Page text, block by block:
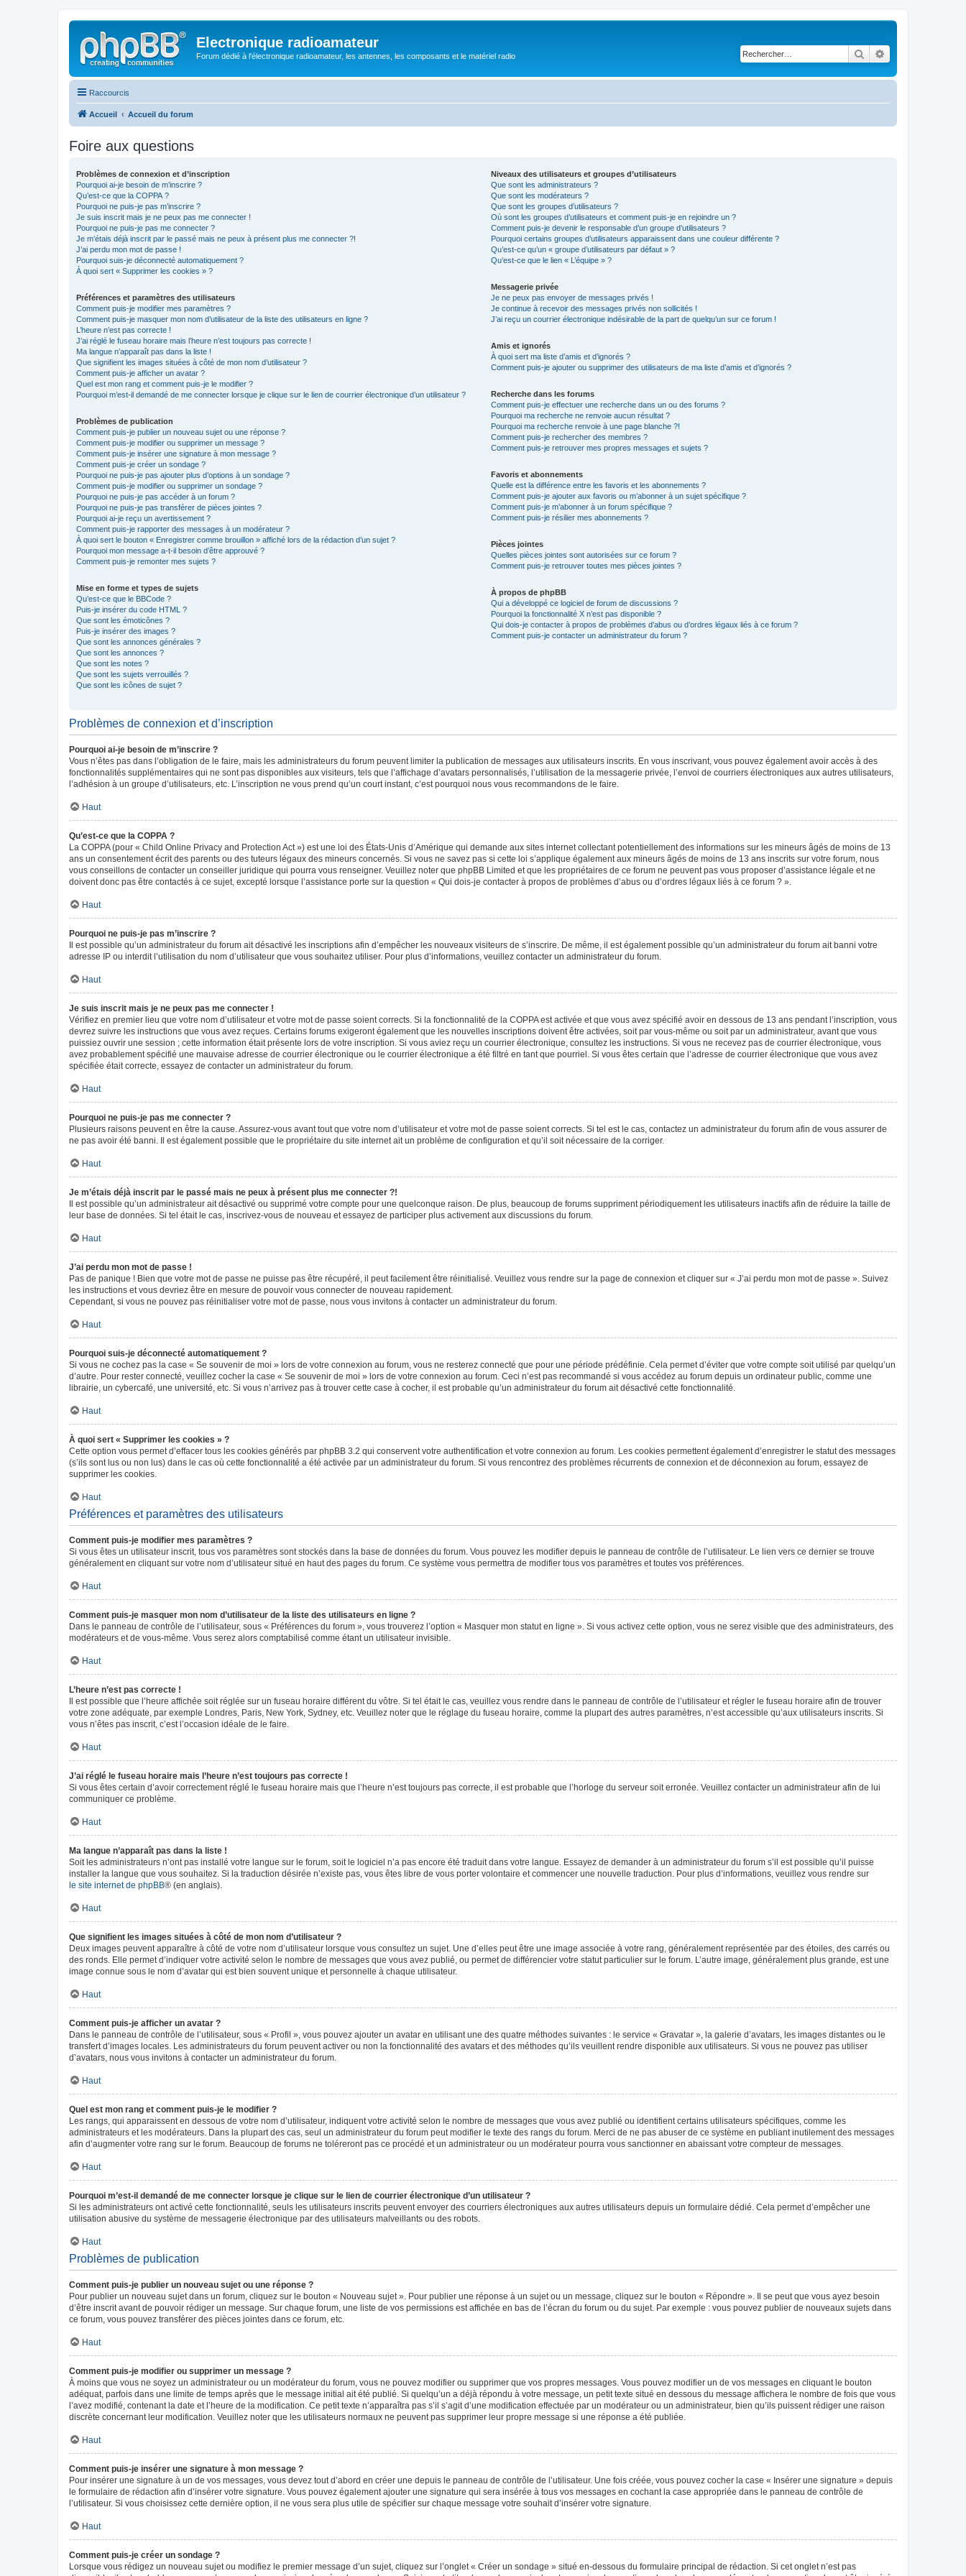
Electronique radioamateur
Forum dédié à l'électronique radioamateur, les antennes, les composants et le matériel radio Rechercher
Raccourcis
Accueil Accueil du forum
Foire aux questions
Problèmes de connexion et d’inscription
Pourquoi ai-je besoin de m’inscrire ?
Qu’est-ce que la COPPA ?
Pourquoi ne puis-je pas m’inscrire ?
Je suis inscrit mais je ne peux pas me connecter !
Pourquoi ne puis-je pas me connecter ?
Je m’étais déjà inscrit par le passé mais ne peux à présent plus me connecter ?!
J’ai perdu mon mot de passe !
Pourquoi suis-je déconnecté automatiquement ?
À quoi sert « Supprimer les cookies » ?
Préférences et paramètres des utilisateurs
Comment puis-je modifier mes paramètres ?
Comment puis-je masquer mon nom d’utilisateur de la liste des utilisateurs en ligne ?
L’heure n’est pas correcte !
J’ai réglé le fuseau horaire mais l’heure n’est toujours pas correcte !
Ma langue n’apparaît pas dans la liste !
Que signifient les images situées à côté de mon nom d’utilisateur ?
Comment puis-je afficher un avatar ?
Quel est mon rang et comment puis-je le modifier ?
Pourquoi m’est-il demandé de me connecter lorsque je clique sur le lien de courrier électronique d’un utilisateur ?
Problèmes de publication
Comment puis-je publier un nouveau sujet ou une réponse ?
Comment puis-je modifier ou supprimer un message ?
Comment puis-je insérer une signature à mon message ?
Comment puis-je créer un sondage ?
Pourquoi ne puis-je pas ajouter plus d’options à un sondage ?
Comment puis-je modifier ou supprimer un sondage ?
Pourquoi ne puis-je pas accéder à un forum ?
Pourquoi ne puis-je pas transférer de pièces jointes ?
Pourquoi ai-je reçu un avertissement ?
Comment puis-je rapporter des messages à un modérateur ?
À quoi sert le bouton « Enregistrer comme brouillon » affiché lors de la rédaction d’un sujet ?
Pourquoi mon message a-t-il besoin d’être approuvé ?
Comment puis-je remonter mes sujets ?
Mise en forme et types de sujets
Qu’est-ce que le BBCode ?
Puis-je insérer du code HTML ?
Que sont les émoticônes ?
Puis-je insérer des images ?
Que sont les annonces générales ?
Que sont les annonces ?
Que sont les notes ?
Que sont les sujets verrouillés ?
Que sont les icônes de sujet ?
Niveaux des utilisateurs et groupes d’utilisateurs
Que sont les administrateurs ?
Que sont les modérateurs ?
Que sont les groupes d’utilisateurs ?
Où sont les groupes d’utilisateurs et comment puis-je en rejoindre un ?
Comment puis-je devenir le responsable d’un groupe d’utilisateurs ?
Pourquoi certains groupes d’utilisateurs apparaissent dans une couleur différente ?
Qu’est-ce qu’un « groupe d’utilisateurs par défaut » ?
Qu’est-ce que le lien « L’équipe » ?
Messagerie privée
Je ne peux pas envoyer de messages privés !
Je continue à recevoir des messages privés non sollicités !
J’ai reçu un courrier électronique indésirable de la part de quelqu’un sur ce forum !
Amis et ignorés
À quoi sert ma liste d’amis et d’ignorés ?
Comment puis-je ajouter ou supprimer des utilisateurs de ma liste d’amis et d’ignorés ?
Recherche dans les forums
Comment puis-je effectuer une recherche dans un ou des forums ?
Pourquoi ma recherche ne renvoie aucun résultat ?
Pourquoi ma recherche renvoie à une page blanche ?!
Comment puis-je rechercher des membres ?
Comment puis-je retrouver mes propres messages et sujets ?
Favoris et abonnements
Quelle est la différence entre les favoris et les abonnements ?
Comment puis-je ajouter aux favoris ou m’abonner à un sujet spécifique ?
Comment puis-je m’abonner à un forum spécifique ?
Comment puis-je résilier mes abonnements ?
Pièces jointes
Quelles pièces jointes sont autorisées sur ce forum ?
Comment puis-je retrouver toutes mes pièces jointes ?
À propos de phpBB
Qui a développé ce logiciel de forum de discussions ?
Pourquoi la fonctionnalité X n’est pas disponible ?
Qui dois-je contacter à propos de problèmes d’abus ou d’ordres légaux liés à ce forum ?
Comment puis-je contacter un administrateur du forum ?
Problèmes de connexion et d’inscription
Pourquoi ai-je besoin de m’inscrire ?
Vous n’êtes pas dans l’obligation de le faire, mais les administrateurs du forum peuvent limiter la publication de messages aux utilisateurs inscrits. En vous inscrivant, vous pouvez également avoir accès à des
fonctionnalités supplémentaires qui ne sont pas disponibles aux visiteurs, tels que l’affichage d’avatars personnalisés, l’utilisation de la messagerie privée, l’envoi de courriers électroniques aux autres utilisateurs,
l’adhésion à un groupe d’utilisateurs, etc. L’inscription ne vous prend qu’un court instant, c’est pourquoi nous vous recommandons de le faire.
Haut
Qu’est-ce que la COPPA ?
La COPPA (pour « Child Online Privacy and Protection Act ») est une loi des États-Unis d’Amérique qui demande aux sites internet collectant potentiellement des informations sur les mineurs âgés de moins de 13
ans un consentement écrit des parents ou des tuteurs légaux des mineurs concernés. Si vous ne savez pas si cette loi s’applique également aux mineurs âgés de moins de 13 ans inscrits sur votre forum, nous
vous conseillons de contacter un conseiller juridique qui pourra vous renseigner. Veuillez noter que phpBB Limited et que les propriétaires de ce forum ne peuvent pas vous proposer d’assistance légale et ne
doivent donc pas être contactés à ce sujet, excepté lorsque l’assistance porte sur la question « Qui dois-je contacter à propos de problèmes d’abus ou d’ordres légaux liés à ce forum ? ».
Haut
Pourquoi ne puis-je pas m’inscrire ?
Il est possible qu’un administrateur du forum ait désactivé les inscriptions afin d’empêcher les nouveaux visiteurs de s’inscrire. De même, il est également possible qu’un administrateur du forum ait banni votre
adresse IP ou interdit l’utilisation du nom d’utilisateur que vous souhaitez utiliser. Pour plus d’informations, veuillez contacter un administrateur du forum.
Haut
Je suis inscrit mais je ne peux pas me connecter !
Vérifiez en premier lieu que votre nom d’utilisateur et votre mot de passe soient corrects. Si la fonctionnalité de la COPPA est activée et que vous avez spécifié avoir en dessous de 13 ans pendant l’inscription, vous
devrez suivre les instructions que vous avez reçues. Certains forums exigeront également que les nouvelles inscriptions doivent être activées, soit par vous-même ou soit par un administrateur, avant que vous
puissiez ouvrir une session ; cette information était présente lors de votre inscription. Si vous aviez reçu un courrier électronique, consultez les instructions. Si vous ne recevez pas de courrier électronique, vous
avez probablement spécifié une mauvaise adresse de courrier électronique ou le courrier électronique a été filtré en tant que pourriel. Si vous êtes certain que l’adresse de courrier électronique que vous avez
spécifiée était correcte, essayez de contacter un administrateur du forum.
Haut
Pourquoi ne puis-je pas me connecter ?
Plusieurs raisons peuvent en être la cause. Assurez-vous avant tout que votre nom d’utilisateur et votre mot de passe soient corrects. Si tel est le cas, contactez un administrateur du forum afin de vous assurer de
ne pas avoir été banni. Il est également possible que le propriétaire du site internet ait un problème de configuration et qu’il soit nécessaire de la corriger.
Haut
Je m’étais déjà inscrit par le passé mais ne peux à présent plus me connecter ?!
Il est possible qu’un administrateur ait désactivé ou supprimé votre compte pour une quelconque raison. De plus, beaucoup de forums suppriment périodiquement les utilisateurs inactifs afin de réduire la taille de
leur base de données. Si tel était le cas, inscrivez-vous de nouveau et essayez de participer plus activement aux discussions du forum.
Haut
J’ai perdu mon mot de passe !
Pas de panique ! Bien que votre mot de passe ne puisse pas être récupéré, il peut facilement être réinitialisé. Veuillez vous rendre sur la page de connexion et cliquer sur « J’ai perdu mon mot de passe ». Suivez
les instructions et vous devriez être en mesure de pouvoir vous connecter de nouveau rapidement.
Cependant, si vous ne pouvez pas réinitialiser votre mot de passe, nous vous invitons à contacter un administrateur du forum.
Haut
Pourquoi suis-je déconnecté automatiquement ?
Si vous ne cochez pas la case « Se souvenir de moi » lors de votre connexion au forum, vous ne resterez connecté que pour une période prédéfinie. Cela permet d’éviter que votre compte soit utilisé par quelqu’un
d’autre. Pour rester connecté, veuillez cocher la case « Se souvenir de moi » lors de votre connexion au forum. Ceci n’est pas recommandé si vous accédez au forum depuis un ordinateur public, comme une
librairie, un cybercafé, une université, etc. Si vous n’arrivez pas à trouver cette case à cocher, il est probable qu’un administrateur du forum ait désactivé cette fonctionnalité.
Haut
À quoi sert « Supprimer les cookies » ?
Cette option vous permet d’effacer tous les cookies générés par phpBB 3.2 qui conservent votre authentification et votre connexion au forum. Les cookies permettent également d’enregistrer le statut des messages
(s’ils sont lus ou non lus) dans le cas où cette fonctionnalité a été activée par un administrateur du forum. Si vous rencontrez des problèmes récurrents de connexion et de déconnexion au forum, essayez de
supprimer les cookies.
Haut
Préférences et paramètres des utilisateurs
Comment puis-je modifier mes paramètres ?
Si vous êtes un utilisateur inscrit, tous vos paramètres sont stockés dans la base de données du forum. Vous pouvez les modifier depuis le panneau de contrôle de l’utilisateur. Le lien vers ce dernier se trouve
généralement en cliquant sur votre nom d’utilisateur situé en haut des pages du forum. Ce système vous permettra de modifier tous vos paramètres et toutes vos préférences.
Haut
Comment puis-je masquer mon nom d’utilisateur de la liste des utilisateurs en ligne ?
Dans le panneau de contrôle de l’utilisateur, sous « Préférences du forum », vous trouverez l’option « Masquer mon statut en ligne ». Si vous activez cette option, vous ne serez visible que des administrateurs, des
modérateurs et de vous-même. Vous serez alors comptabilisé comme étant un utilisateur invisible.
Haut
L’heure n’est pas correcte !
Il est possible que l’heure affichée soit réglée sur un fuseau horaire différent du vôtre. Si tel était le cas, veuillez vous rendre dans le panneau de contrôle de l’utilisateur et régler le fuseau horaire afin de trouver
votre zone adéquate, par exemple Londres, Paris, New York, Sydney, etc. Veuillez noter que le réglage du fuseau horaire, comme la plupart des autres paramètres, n’est accessible qu’aux utilisateurs inscrits. Si
vous n’êtes pas inscrit, c’est l’occasion idéale de le faire.
Haut
J’ai réglé le fuseau horaire mais l’heure n’est toujours pas correcte !
Si vous êtes certain d’avoir correctement réglé le fuseau horaire mais que l’heure n’est toujours pas correcte, il est probable que l’horloge du serveur soit erronée. Veuillez contacter un administrateur afin de lui
communiquer ce problème.
Haut
Ma langue n’apparaît pas dans la liste !
Soit les administrateurs n’ont pas installé votre langue sur le forum, soit le logiciel n’a pas encore été traduit dans votre langue. Essayez de demander à un administrateur du forum s’il est possible qu’il puisse
installer la langue que vous souhaitez. Si la traduction désirée n’existe pas, vous êtes libre de vous porter volontaire et commencer une nouvelle traduction. Pour plus d’informations, veuillez vous rendre sur
le site internet de phpBB® (en anglais).
Haut
Que signifient les images situées à côté de mon nom d’utilisateur ?
Deux images peuvent apparaître à côté de votre nom d’utilisateur lorsque vous consultez un sujet. Une d’elles peut être une image associée à votre rang, généralement représentée par des étoiles, des carrés ou
des ronds. Elle permet d’indiquer votre activité selon le nombre de messages que vous avez publié, ou permet de différencier votre statut particulier sur le forum. L’autre image, généralement plus grande, est une
image connue sous le nom d’avatar qui est bien souvent unique et personnelle à chaque utilisateur.
Haut
Comment puis-je afficher un avatar ?
Dans le panneau de contrôle de l’utilisateur, sous « Profil », vous pouvez ajouter un avatar en utilisant une des quatre méthodes suivantes : le service « Gravatar », la galerie d’avatars, les images distantes ou le
transfert d’images locales. Les administrateurs du forum peuvent activer ou non la fonctionnalité des avatars et des méthodes qu’ils veuillent rendre disponible aux utilisateurs. Si vous ne pouvez pas utiliser
d’avatars, nous vous invitons à contacter un administrateur du forum.
Haut
Quel est mon rang et comment puis-je le modifier ?
Les rangs, qui apparaissent en dessous de votre nom d’utilisateur, indiquent votre activité selon le nombre de messages que vous avez publié ou identifient certains utilisateurs spécifiques, comme les
administrateurs et les modérateurs. Dans la plupart des cas, seul un administrateur du forum peut modifier le texte des rangs du forum. Merci de ne pas abuser de ce système en publiant inutilement des messages
afin d’augmenter votre rang sur le forum. Beaucoup de forums ne toléreront pas ce procédé et un administrateur ou un modérateur pourra vous sanctionner en abaissant votre compteur de messages.
Haut
Pourquoi m’est-il demandé de me connecter lorsque je clique sur le lien de courrier électronique d’un utilisateur ?
Si les administrateurs ont activé cette fonctionnalité, seuls les utilisateurs inscrits peuvent envoyer des courriers électroniques aux autres utilisateurs depuis un formulaire dédié. Cela permet d’empêcher une
utilisation abusive du système de messagerie électronique par des utilisateurs malveillants ou des robots.
Haut
Problèmes de publication
Comment puis-je publier un nouveau sujet ou une réponse ?
Pour publier un nouveau sujet dans un forum, cliquez sur le bouton « Nouveau sujet ». Pour publier une réponse à un sujet ou un message, cliquez sur le bouton « Répondre ». Il se peut que vous ayez besoin
d’être inscrit avant de pouvoir rédiger un message. Sur chaque forum, une liste de vos permissions est affichée en bas de l’écran du forum ou du sujet. Par exemple : vous pouvez publier de nouveaux sujets dans
ce forum, vous pouvez transférer des pièces jointes dans ce forum, etc.
Haut
Comment puis-je modifier ou supprimer un message ?
À moins que vous ne soyez un administrateur ou un modérateur du forum, vous ne pouvez modifier ou supprimer que vos propres messages. Vous pouvez modifier un de vos messages en cliquant le bouton
adéquat, parfois dans une limite de temps après que le message initial ait été publié. Si quelqu’un a déjà répondu à votre message, un petit texte situé en dessous du message affichera le nombre de fois que vous
l’avez modifié, contenant la date et l’heure de la modification. Ce petit texte n’apparaîtra pas s’il s’agit d’une modification effectuée par un modérateur ou un administrateur, bien qu’ils puissent rédiger une raison
discrète concernant leur modification. Veuillez noter que les utilisateurs normaux ne peuvent pas supprimer leur propre message si une réponse a été publiée.
Haut
Comment puis-je insérer une signature à mon message ?
Pour insérer une signature à un de vos messages, vous devez tout d’abord en créer une depuis le panneau de contrôle de l’utilisateur. Une fois créée, vous pouvez cocher la case « Insérer une signature » depuis
le formulaire de rédaction afin d’insérer votre signature. Vous pouvez également ajouter une signature qui sera insérée à tous vos messages en cochant la case appropriée dans le panneau de contrôle de
l’utilisateur. Si vous choisissez cette dernière option, il ne vous sera plus utile de spécifier sur chaque message votre souhait d’insérer votre signature.
Haut
Comment puis-je créer un sondage ?
Lorsque vous rédigez un nouveau sujet ou modifiez le premier message d’un sujet, cliquez sur l’onglet « Créer un sondage » situé en-dessous du formulaire principal de rédaction. Si cet onglet n’est pas